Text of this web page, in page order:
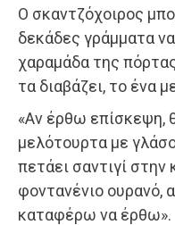
Ο σκαντζόχοιρος
δεκάδες γράμματα
χαραμάδα της
τα διαβάζει, το ένα
«Αν έρθω επίσκεψη,
μελότουρτα με
πετάει σαντιγί
φοντανένιο ουρανό,
καταφέρω να έρθω».